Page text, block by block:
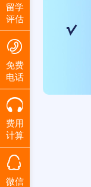
留学
评估
免费
电话
费用
计算
微信